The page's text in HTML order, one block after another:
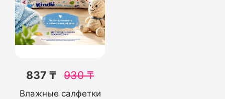
837 ₸ 930₸
Влажные салфетки